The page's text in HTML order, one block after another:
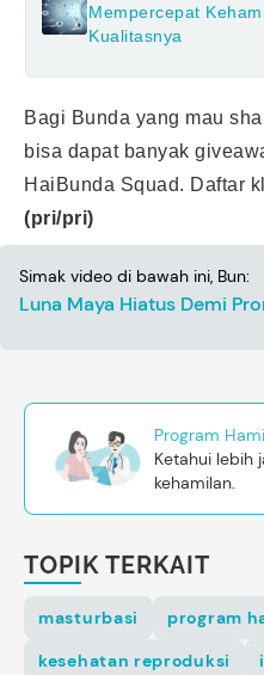
Mempercepat
Kualitasnya
Bagi Bunda yang mau
bisa dapat banyak
HaiBunda Squad. Daftar
(pri/pri)
Simak video di bawah ini, Bun:
Luna Maya Hiatus Demi
Program
Ketahui lebih
kehamilan.
TOPIK TERKAIT
masturbasi program
kesehatan reproduksi